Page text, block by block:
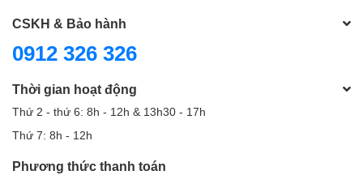
CSKH & Bảo hành
0912 326 326
Thời gian hoạt động
Thứ 2 - thứ 6: 8h - 12h & 13h30 - 17h
Thứ 7: 8h - 12h
Phương thức thanh toán